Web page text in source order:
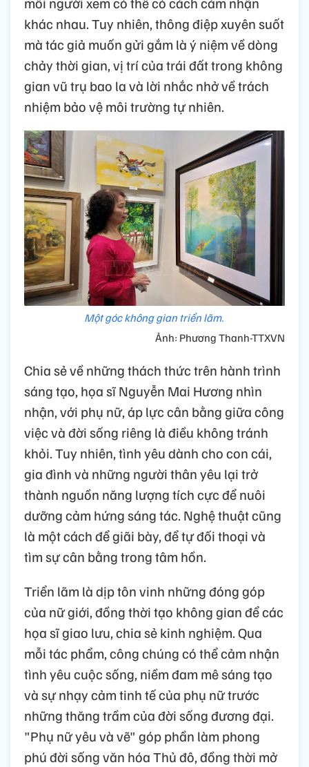
khác nhau. Tuy nhiên, thông điệp xuyên suốt
mà tác giả muốn gửi gắm là ý niệm về dòng
chảy thời gian, vị trí của trái đất trong không
gian vũ trụ bao la và lời nhắc nhở về trách
nhiệm bảo vệ môi trường tự nhiên.
Một góc không gian triển lãm.
Ảnh: Phương Thanh-TTXVN
Chia sẻ về những thách thức trên hành trình
sáng tạo, họa sĩ Nguyễn Mai Hương nhìn
nhận, với phụ nữ, áp lực cân bằng giữa công
việc và đời sống riêng là điều không tránh
khỏi. Tuy nhiên, tình yêu dành cho con cái,
gia đình và những người thân yêu lại trở
thành nguồn năng lượng tích cực để nuôi
dưỡng cảm hứng sáng tác. Nghệ thuật cũng
là một cách để giãi bày, để tự đối thoại và
tìm sự cân bằng trong tâm hồn.
Triển lãm là dịp tôn vinh những đóng góp
của nữ giới, đồng thời tạo không gian để các
họa sĩ giao lưu, chia sẻ kinh nghiệm. Qua
mỗi tác phẩm, công chúng có thể cảm nhận
tình yêu cuộc sống, niềm đam mê sáng tạo
và sự nhạy cảm tinh tế của phụ nữ trước
những thăng trầm của đời sống đương đại.
"Phụ nữ yêu và vẽ" góp phần làm phong
phú đời sống văn hóa Thủ đô, đồng thời mở